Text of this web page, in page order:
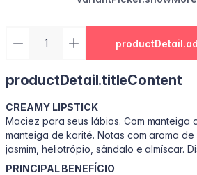
productDetail.titleContent
CREAMY LIPSTICK
Maciez para seus lábios. Com manteiga
manteiga de karité. Notas com aroma de
jasmim, heliotrópio, sândalo e almíscar.
PRINCIPAL BENEFÍCIO